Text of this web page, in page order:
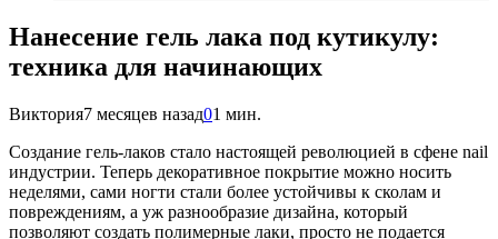
Нанесение гель лака под кутикулу:
техника для начинающих
Виктория7 месяцев назад01 мин.
Создание гель-лаков стало настоящей революцией в сфене nail
индустрии. Теперь декоративное покрытие можно носить
неделями, сами ногти стали более устойчивы к сколам и
повреждениям, а уж разнообразие дизайна, который
позволяют создать полимерные лаки, просто не подается